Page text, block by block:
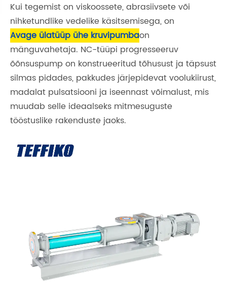
Kui tegemist on viskoossete, abrasiivsete või
nihketundlike vedelike käsitsemisega, on
Avage ülatüüp ühe kruvipumbaon
mänguvahetaja. NC-tüüpi progresseeruv
õõnsuspump on konstrueeritud tõhusust ja täpsust
silmas pidades, pakkudes järjepidevat voolukiirust,
madalat pulsatsiooni ja iseennast võimalust, mis
muudab selle ideaalseks mitmesuguste
tööstuslike rakenduste jaoks.